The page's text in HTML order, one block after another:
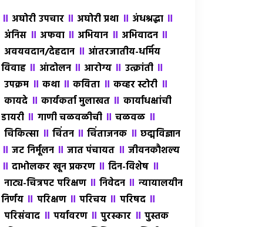
॥ अघोरी उपचार ॥ अघोरी प्रथा ॥ अंधश्रद्धा ॥
अंंनिस ॥ अफवा ॥ अभियान ॥ अभिवादन ॥
अवयवदान/देहदान ॥ आंतरजातीय-धर्मिय
विवाह ॥ आंदोलन ॥ आरोग्य ॥ उत्क्रांती ॥
उपक्रम ॥ कथा ॥कविता ॥कव्हर स्टोरी ॥
कायदे ॥ कार्यकर्ता मुलाखत ॥ कार्याधक्षांची
डायरी ॥ गाणी चळवळीची ॥चळवळ ॥
चिकित्सा ॥ चिंतन ॥चिंताजनक ॥छद्मविज्ञान
॥जट निर्मूलन ॥जात पंचायत ॥जीवनकौशल्य
॥दाभोलकर खून प्रकरण ॥दिन-विशेष ॥
नाट्य-चित्रपट परिक्षण ॥निवेदन ॥ न्यायालयीन
निर्णय ॥ परिक्षण ॥परिचय ॥ परिषद ॥
परिसंवाद ॥ पर्यावरण ॥पुरस्कार ॥पुस्तक